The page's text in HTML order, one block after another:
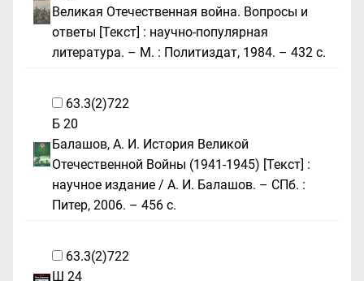
Великая Отечественная война. Вопросы и
ответы [Текст] : научно-популярная
литература. – М. : Политиздат, 1984. – 432 с.
63.3(2)722
Б 20
Балашов, А. И. История Великой
Отечественной Войны (1941-1945) [Текст] :
научное издание / А. И. Балашов. – СПб. :
Питер, 2006. – 456 с.
63.3(2)722
Ш 24